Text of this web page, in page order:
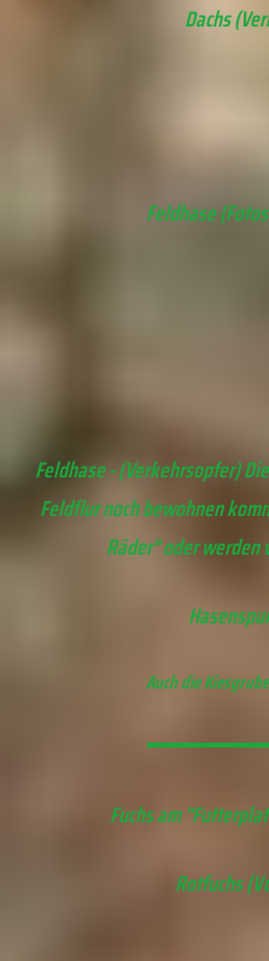
Dachs
Feldhase
Feldhase - (Verkehrsopfer)
Feldflur noch bewohnen
Räder" oder werden
Auch die
Fuchs am
Rotfuchs